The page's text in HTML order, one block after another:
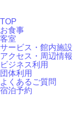
TOP
お食事
客室
サービス・館内施設
アクセス・周辺情報
ビジネス利用
団体利用
よくあるご質問
宿泊予約